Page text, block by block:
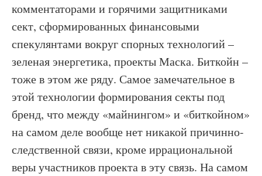
комментаторами и горячими защитниками
сект, сформированных финансовыми
спекулянтами вокруг спорных технологий –
зеленая энергетика, проекты Маска. Биткойн –
тоже в этом же ряду. Самое замечательное в
этой технологии формирования секты под
бренд, что между «майнингом» и «биткойном»
на самом деле вообще нет никакой причинно-
следственной связи, кроме иррациональной
веры участников проекта в эту связь. На самом